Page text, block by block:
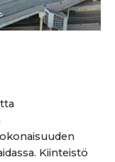
Kiinteistö